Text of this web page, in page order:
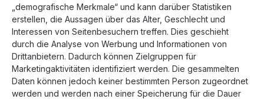
„demografische Merkmale“ und kann darüber Statistiken
erstellen, die Aussagen über das Alter, Geschlecht und
Interessen von Seitenbesuchern treffen. Dies geschieht
durch die Analyse von Werbung und Informationen von
Drittanbietern. Dadurch können Zielgruppen für
Marketingaktivitäten identifiziert werden. Die gesammelten
Daten können jedoch keiner bestimmten Person zugeordnet
werden und werden nach einer Speicherung für die Dauer